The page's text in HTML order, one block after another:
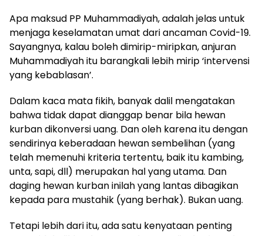
Apa maksud PP Muhammadiyah, adalah jelas untuk
menjaga keselamatan umat dari ancaman Covid-19.
Sayangnya, kalau boleh dimirip-miripkan, anjuran
Muhammadiyah itu barangkali lebih mirip ‘intervensi
yang kebablasan’.
Dalam kaca mata fikih, banyak dalil mengatakan
bahwa tidak dapat dianggap benar bila hewan
kurban dikonversi uang. Dan oleh karena itu dengan
sendirinya keberadaan hewan sembelihan (yang
telah memenuhi kriteria tertentu, baik itu kambing,
unta, sapi, dll) merupakan hal yang utama. Dan
daging hewan kurban inilah yang lantas dibagikan
kepada para mustahik (yang berhak). Bukan uang.
Tetapi lebih dari itu, ada satu kenyataan penting